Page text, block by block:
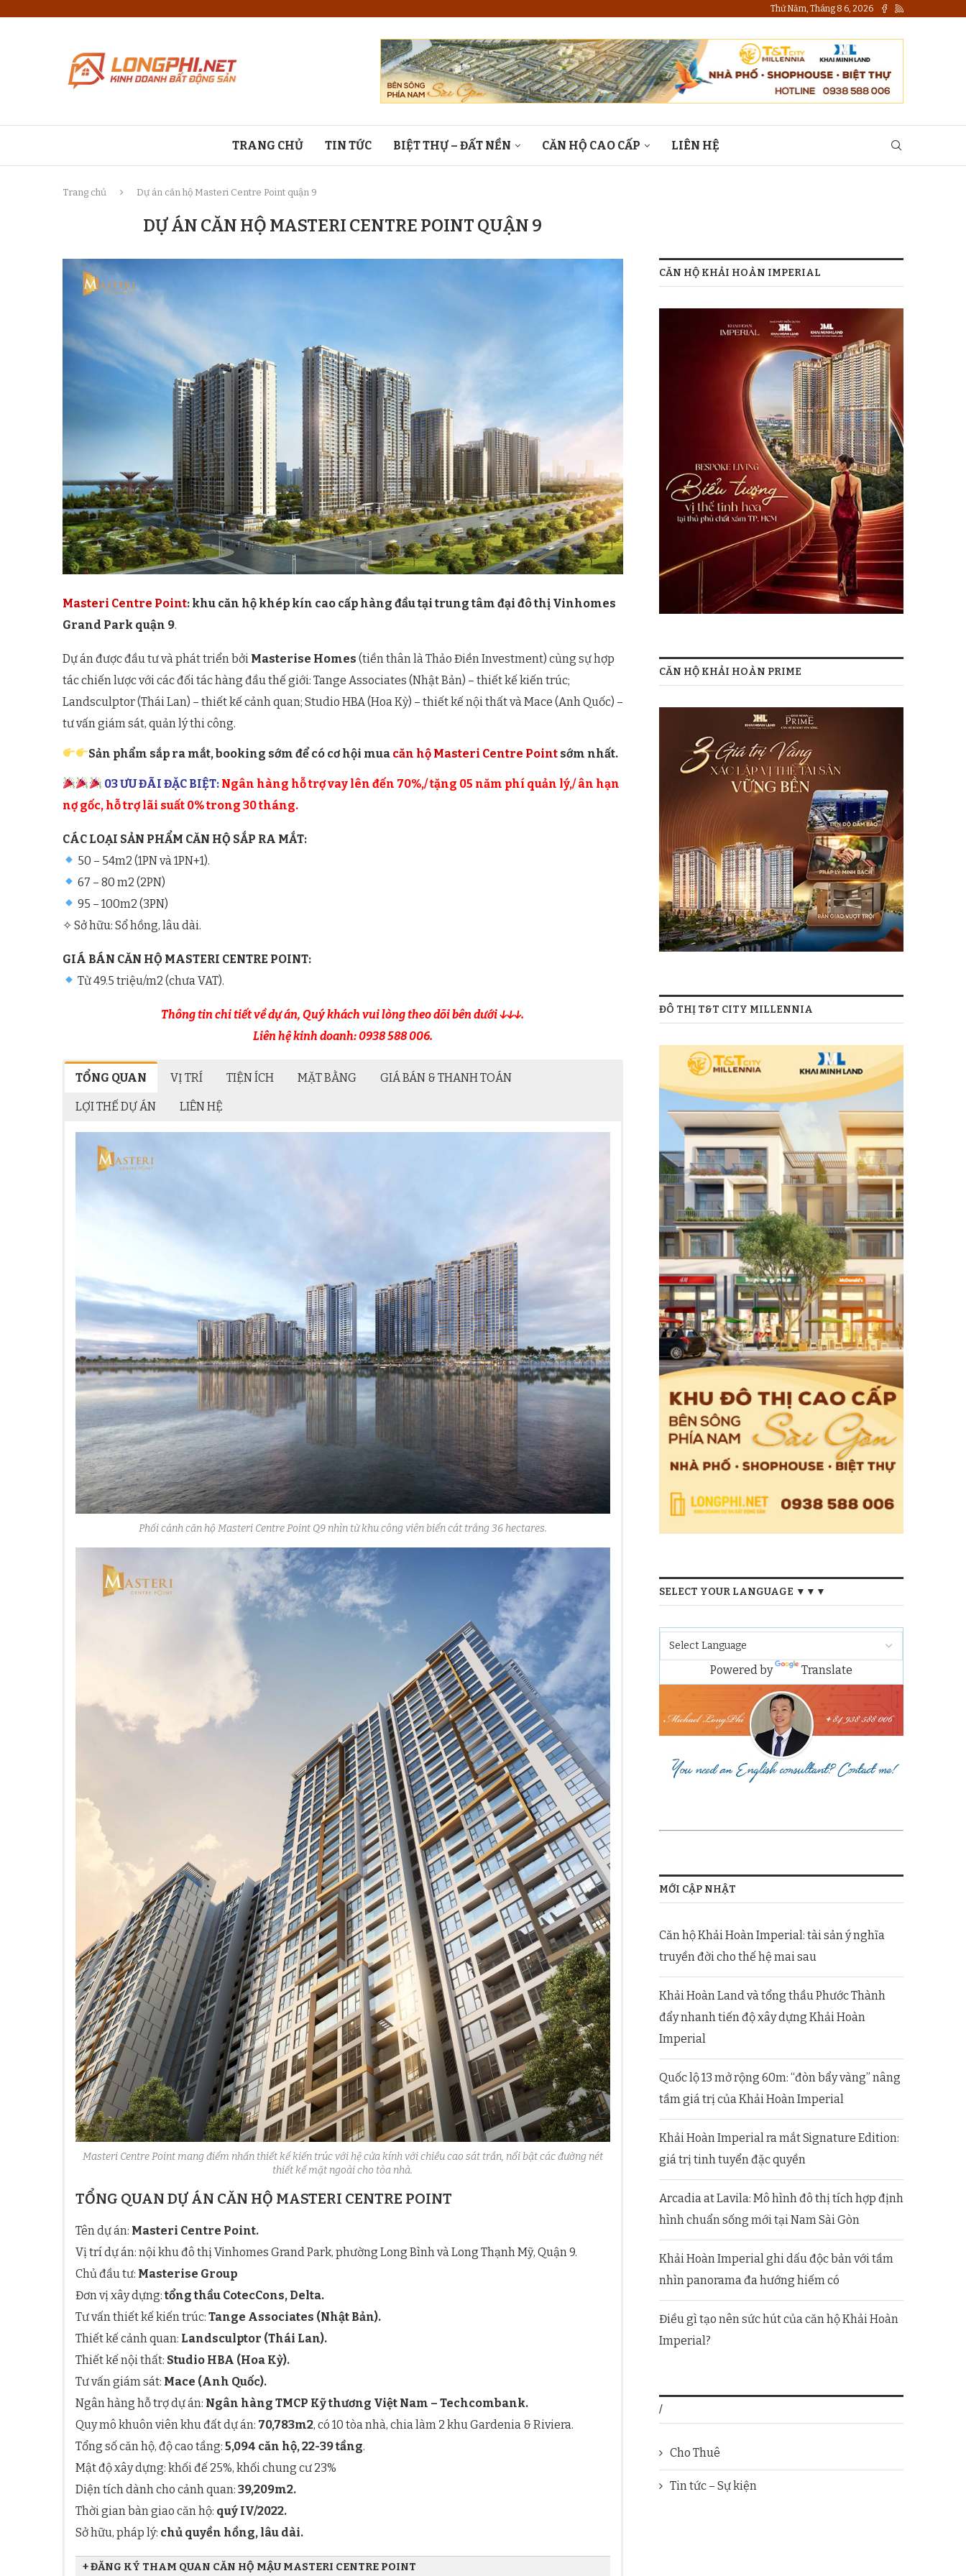
Thứ Năm, Tháng 8 6, 2026
TRANG CHỦ TIN TỨC BIỆT THỰ – ĐẤT NỀN CĂN HỘ CAO CẤP LIÊN HỆ
Trang chủ Dự án căn hộ Masteri Centre Point quận 9
DỰ ÁN CĂN HỘ MASTERI CENTRE POINT QUẬN 9
Masteri Centre Point: khu căn hộ khép kín cao cấp hàng đầu tại trung tâm đại đô thị Vinhomes
Grand Park quận 9.
Dự án được đầu tư và phát triển bởi Masterise Homes (tiền thân là Thảo Điền Investment) cùng sự hợp
tác chiến lược với các đối tác hàng đầu thế giới: Tange Associates (Nhật Bản) – thiết kế kiến trúc;
Landsculptor (Thái Lan) – thiết kế cảnh quan; Studio HBA (Hoa Kỳ) – thiết kế nội thất và Mace (Anh Quốc) –
tư vấn giám sát, quản lý thi công.
Sản phẩm sắp ra mắt, booking sớm để có cơ hội mua căn hộ Masteri Centre Point sớm nhất.
03 ƯU ĐÃI ĐẶC BIỆT: Ngân hàng hỗ trợ vay lên đến 70%,/ tặng 05 năm phí quản lý,/ ân hạn
nợ gốc, hỗ trợ lãi suất 0% trong 30 tháng.
CÁC LOẠI SẢN PHẨM CĂN HỘ SẮP RA MẮT:
50 – 54m2 (1PN và 1PN+1).
67 – 80 m2 (2PN)
95 – 100m2 (3PN)
✧ Sở hữu: Sổ hồng, lâu dài.
GIÁ BÁN CĂN HỘ MASTERI CENTRE POINT:
Từ 49.5 triệu/m2 (chưa VAT).
Thông tin chi tiết về dự án, Quý khách vui lòng theo dõi bên dưới ↓↓↓.
Liên hệ kinh doanh: 0938 588 006.
TỔNG QUAN VỊ TRÍ TIỆN ÍCH MẶT BẰNG GIÁ BÁN & THANH TOÁN
LỢI THẾ DỰ ÁN LIÊN HỆ
Phối cảnh căn hộ Masteri Centre Point Q9 nhìn từ khu công viên biển cát trắng 36 hectares.
Masteri Centre Point mang điểm nhấn thiết kế kiến trúc với hệ cửa kính với chiều cao sát trần, nổi bật các đường nét
thiết kế mặt ngoài cho tòa nhà.
TỔNG QUAN DỰ ÁN CĂN HỘ MASTERI CENTRE POINT
Tên dự án: Masteri Centre Point.
Vị trí dự án: nội khu đô thị Vinhomes Grand Park, phường Long Bình và Long Thạnh Mỹ, Quận 9.
Chủ đầu tư: Masterise Group
Đơn vị xây dựng:tổng thầu CotecCons, Delta.
Tư vấn thiết kế kiến trúc: Tange Associates (Nhật Bản).
Thiết kế cảnh quan: Landsculptor (Thái Lan).
Thiết kế nội thất: Studio HBA (Hoa Kỳ).
Tư vấn giám sát: Mace (Anh Quốc).
Ngân hàng hỗ trợ dự án: Ngân hàng TMCP Kỹ thương Việt Nam – Techcombank.
Quy mô khuôn viên khu đất dự án: 70,783m2, có 10 tòa nhà, chia làm 2 khu Gardenia & Riviera.
Tổng số căn hộ, độ cao tầng: 5,094 căn hộ, 22-39 tầng.
Mật độ xây dựng: khối đế 25%, khối chung cư 23%
Diện tích dành cho cảnh quan: 39,209m2.
Thời gian bàn giao căn hộ: quý IV/2022.
Sở hữu, pháp lý: chủ quyền hồng, lâu dài.
+ ĐĂNG KÝ THAM QUAN CĂN HỘ MẬU MASTERI CENTRE POINT
CĂN HỘ KHẢI HOÀN IMPERIAL
CĂN HỘ KHẢI HOÀN PRIME
ĐÔ THỊ T&T CITY MILLENNIA
SELECT YOUR LANGUAGE ▼▼▼
Powered by Translate
MỚI CẬP NHẬT
Căn hộ Khải Hoàn Imperial: tài sản ý nghĩa
truyền đời cho thế hệ mai sau
Khải Hoàn Land và tổng thầu Phước Thành
đẩy nhanh tiến độ xây dựng Khải Hoàn
Imperial
Quốc lộ 13 mở rộng 60m: “đòn bẩy vàng” nâng
tầm giá trị của Khải Hoàn Imperial
Khải Hoàn Imperial ra mắt Signature Edition:
giá trị tinh tuyển đặc quyền
Arcadia at Lavila: Mô hình đô thị tích hợp định
hình chuẩn sống mới tại Nam Sài Gòn
Khải Hoàn Imperial ghi dấu độc bản với tầm
nhìn panorama đa hướng hiếm có
Điều gì tạo nên sức hút của căn hộ Khải Hoàn
Imperial?
/
Cho Thuê
Tin tức – Sự kiện